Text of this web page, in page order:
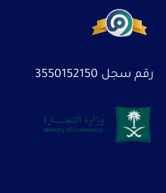
رقم سجل 3550152150